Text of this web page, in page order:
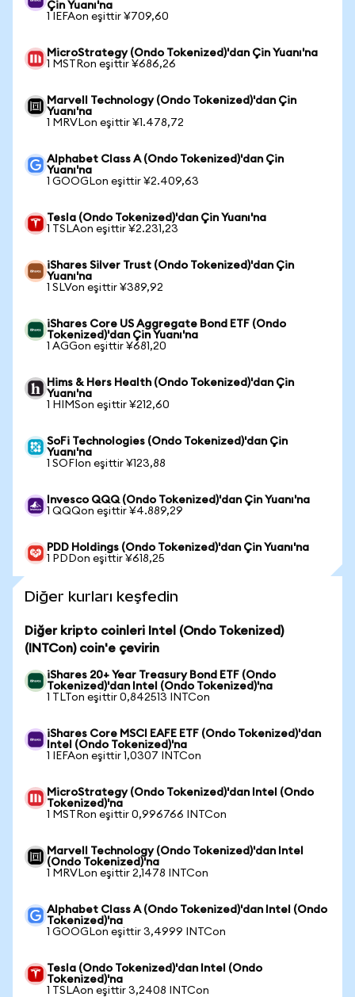
Çin Yuanı'na
1 IEFAon eşittir ¥709,60
MicroStrategy (Ondo Tokenized)'dan Çin Yuanı'na
1 MSTRon eşittir ¥686,26
Marvell Technology (Ondo Tokenized)'dan Çin
Yuanı'na
1 MRVLon eşittir ¥1.478,72
Alphabet Class A (Ondo Tokenized)'dan Çin
Yuanı'na
1 GOOGLon eşittir ¥2.409,63
Tesla (Ondo Tokenized)'dan Çin Yuanı'na
1 TSLAon eşittir ¥2.231,23
iShares Silver Trust (Ondo Tokenized)'dan Çin
Yuanı'na
1 SLVon eşittir ¥389,92
iShares Core US Aggregate Bond ETF (Ondo
Tokenized)'dan Çin Yuanı'na
1 AGGon eşittir ¥681,20
Hims & Hers Health (Ondo Tokenized)'dan Çin
Yuanı'na
1 HIMSon eşittir ¥212,60
SoFi Technologies (Ondo Tokenized)'dan Çin
Yuanı'na
1 SOFIon eşittir ¥123,88
Invesco QQQ (Ondo Tokenized)'dan Çin Yuanı'na
1 QQQon eşittir ¥4.889,29
PDD Holdings (Ondo Tokenized)'dan Çin Yuanı'na
1 PDDon eşittir ¥618,25
Diğer kurları keşfedin
Diğer kripto coinleri Intel (Ondo Tokenized)
(INTCon) coin'e çevirin
iShares 20+ Year Treasury Bond ETF (Ondo
Tokenized)'dan Intel (Ondo Tokenized)'na
1 TLTon eşittir 0,842513 INTCon
iShares Core MSCI EAFE ETF (Ondo Tokenized)'dan
Intel (Ondo Tokenized)'na
1 IEFAon eşittir 1,0307 INTCon
MicroStrategy (Ondo Tokenized)'dan Intel (Ondo
Tokenized)'na
1 MSTRon eşittir 0,996766 INTCon
Marvell Technology (Ondo Tokenized)'dan Intel
(Ondo Tokenized)'na
1 MRVLon eşittir 2,1478 INTCon
Alphabet Class A (Ondo Tokenized)'dan Intel (Ondo
Tokenized)'na
1 GOOGLon eşittir 3,4999 INTCon
Tesla (Ondo Tokenized)'dan Intel (Ondo
Tokenized)'na
1 TSLAon eşittir 3,2408 INTCon